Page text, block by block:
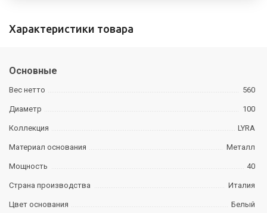
Характеристики товара
Основные
Вес нетто 560
Диаметр 100
Коллекция LYRA
Материал основания Металл
Мощность 40
Страна производства Италия
Цвет основания Белый